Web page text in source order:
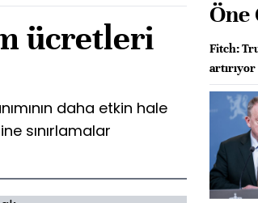
ücretleri
daha etkin hale
sınırlamalar
Öne
Fitch:
artırıyor